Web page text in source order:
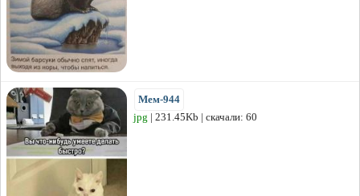
Мем-944
jpg | 231.45Kb | скачали: 60